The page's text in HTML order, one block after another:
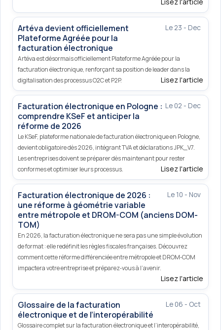
Le 23 - Dec
Artéva devient officiellement
Plateforme Agréée pour la
facturation électronique
Artéva est désormais officiellement Plateforme Agréée pour la
facturation électronique, renforçant sa position de leader dans la
digitalisation des processus O2C et P2P.
Lisez l'article
Le 02 - Dec
Facturation électronique en Pologne :
comprendre KSeF et anticiper la
réforme de 2026
Le KSeF, plateforme nationale de facturation électronique en Pologne,
devient obligatoire dès 2026, intégrant TVA et déclarations JPK_V7.
Les entreprises doivent se préparer dès maintenant pour rester
conformes et optimiser leurs processus.
Lisez l'article
Le 10 - Nov
Facturation électronique de 2026 :
une réforme à géométrie variable
entre métropole et DROM-COM (anciens DOM-
TOM)
En 2026, la facturation électronique ne sera pas une simple évolution
de format : elle redéfinit les règles fiscales françaises. Découvrez
comment cette réforme différenciée entre métropole et DROM‑COM
impactera votre entreprise et préparez‑vous à l’avenir.
Lisez l'article
Le 06 - Oct
Glossaire de la facturation
électronique et de l’interopérabilité
Glossaire complet sur la facturation électronique et l’interopérabilité,